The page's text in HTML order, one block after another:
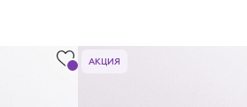
АКЦИЯ